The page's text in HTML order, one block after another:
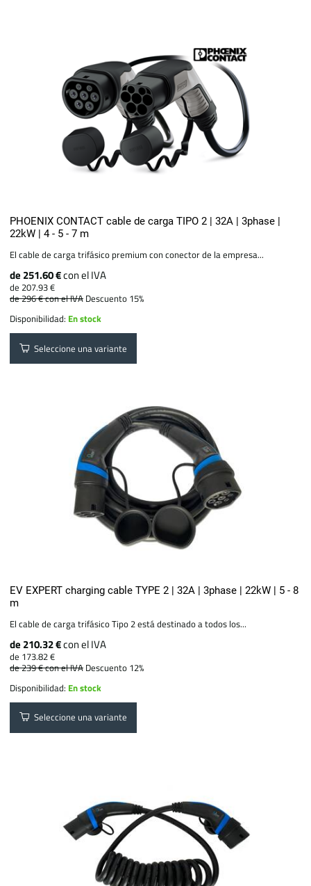
PHOENIX CONTACT cable de carga TIPO 2 | 32A | 3phase |
22kW | 4 - 5 - 7 m
El cable de carga trifásico premium con conector de la empresa...
de 251.60 €con el IVA
de 207.93 €
de 296 €con el IVA Descuento 15%
Disponibilidad: En stock
Seleccione una variante
EV EXPERT charging cable TYPE 2 | 32A | 3phase | 22kW | 5 - 8
m
El cable de carga trifásico Tipo 2 está destinado a todos los...
de 210.32 €con el IVA
de 173.82 €
de 239 €con el IVA Descuento 12%
Disponibilidad: En stock
Seleccione una variante